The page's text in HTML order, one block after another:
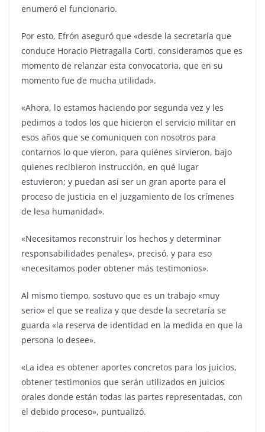
enumeró el funcionario.
Por esto, Efrón aseguró que «desde la secretaría que
conduce Horacio Pietragalla Corti, consideramos que es
momento de relanzar esta convocatoria, que en su
momento fue de mucha utilidad».
«Ahora, lo estamos haciendo por segunda vez y les
pedimos a todos los que hicieron el servicio militar en
esos años que se comuniquen con nosotros para
contarnos lo que vieron, para quiénes sirvieron, bajo
quienes recibieron instrucción, en qué lugar
estuvieron; y puedan así ser un gran aporte para el
proceso de justicia en el juzgamiento de los crímenes
de lesa humanidad».
«Necesitamos reconstruir los hechos y determinar
responsabilidades penales», precisó, y para eso
«necesitamos poder obtener más testimonios».
Al mismo tiempo, sostuvo que es un trabajo «muy
serio» el que se realiza y que desde la secretaría se
guarda «la reserva de identidad en la medida en que la
persona lo desee».
«La idea es obtener aportes concretos para los juicios,
obtener testimonios que serán utilizados en juicios
orales donde están todas las partes representadas, con
el debido proceso», puntualizó.